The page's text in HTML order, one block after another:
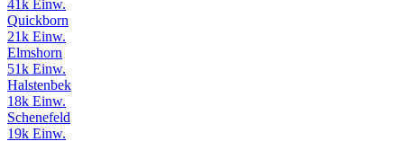
41k Einw.
Quickborn
21k Einw.
Elmshorn
51k Einw.
Halstenbek
18k Einw.
Schenefeld
19k Einw.